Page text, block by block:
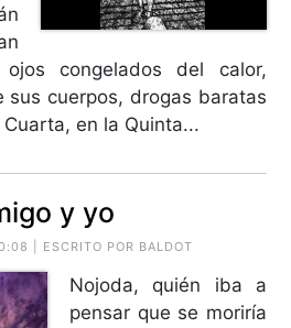
congelados del calor,
sus cuerpos, drogas baratas
en la Quinta...
y yo
| ESCRITO POR BALDOT
Nojoda, quién iba a
pensar que se moriría